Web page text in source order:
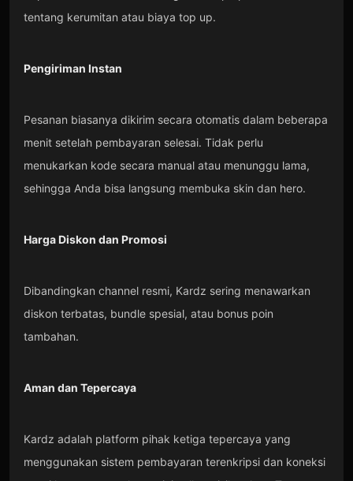
tentang kerumitan atau biaya top up.
Pengiriman Instan
Pesanan biasanya dikirim secara otomatis dalam beberapa
menit setelah pembayaran selesai. Tidak perlu
menukarkan kode secara manual atau menunggu lama,
sehingga Anda bisa langsung membuka skin dan hero.
Harga Diskon dan Promosi
Dibandingkan channel resmi, Kardz sering menawarkan
diskon terbatas, bundle spesial, atau bonus poin
tambahan.
Aman dan Tepercaya
Kardz adalah platform pihak ketiga tepercaya yang
menggunakan sistem pembayaran terenkripsi dan koneksi